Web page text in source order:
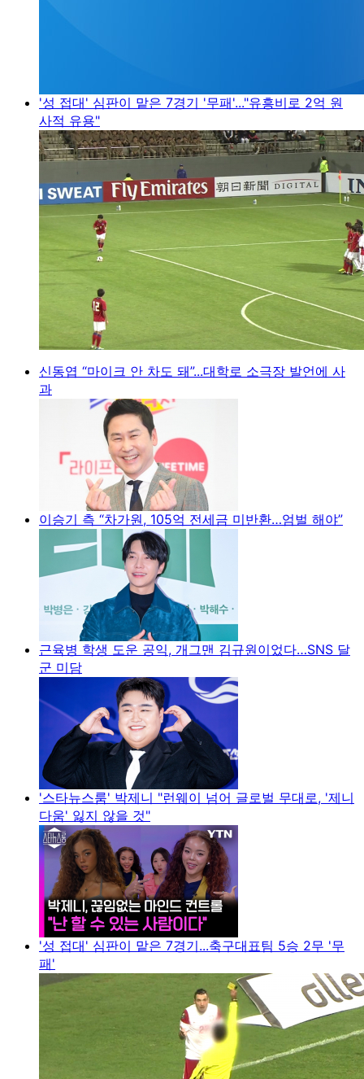
'성 접대' 심판이 맡은 7경기 '무패'..."유흥비로 2억 원
사적 유용"
신동엽 “마이크 안 차도 돼”...대학로 소극장 발언에 사
과
이승기 측 “차가원, 105억 전세금 미반환…엄벌 해야”
근육병 학생 도운 공익, 개그맨 김규원이었다…SNS 달
군 미담
'스타뉴스룸' 박제니 "런웨이 넘어 글로벌 무대로, '제니
다움' 잃지 않을 것"
'성 접대' 심판이 맡은 7경기...축구대표팀 5승 2무 '무
패'